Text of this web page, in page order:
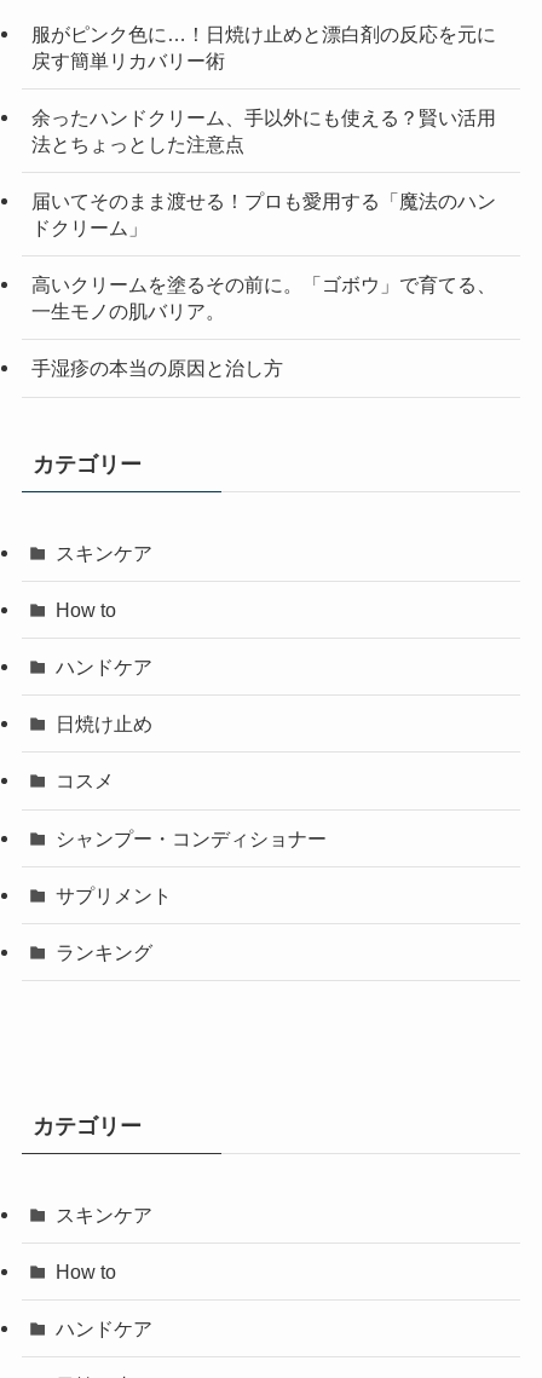
服がピンク色に…！日焼け止めと漂白剤の反応を元に
戻す簡単リカバリー術
余ったハンドクリーム、手以外にも使える？賢い活用
法とちょっとした注意点
届いてそのまま渡せる！プロも愛用する「魔法のハン
ドクリーム」
高いクリームを塗るその前に。「ゴボウ」で育てる、
一生モノの肌バリア。
手湿疹の本当の原因と治し方
カテゴリー
スキンケア
How to
ハンドケア
日焼け止め
コスメ
シャンプー・コンディショナー
サプリメント
ランキング
カテゴリー
スキンケア
How to
ハンドケア